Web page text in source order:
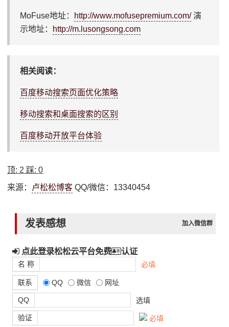
MoFuse地址： http://www.mofusepremium.com/演
示地址： http://m.lusongsong.com
相关阅读：
百度移动搜索页面优化策略
移动搜索和桌面搜索的区别
百度移动开放平台体验
顶: 2 踩:0
来源： 卢松松博客 QQ/微信：13340454
发表感想 加入微信群
点此登录松松云平台免费 认证
名 称 必填
联系 QQ 微信 网址
QQ 选填
验证 必填